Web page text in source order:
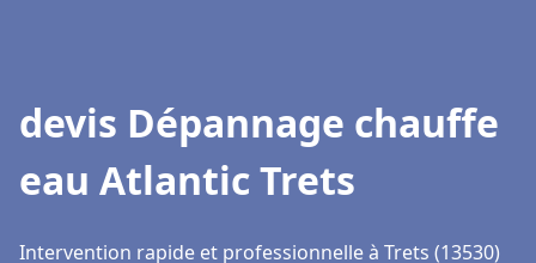
devis Dépannage chauffe
eau Atlantic Trets
Intervention rapide et professionnelle à Trets (13530)